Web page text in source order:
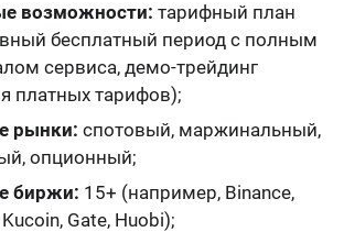
возможности: тарифный план
бесплатный период с полным
сервиса, демо-трейдинг
платных тарифов);
рынки: спотовый, маржинальный,
опционный;
биржи: 15+ (например, Binance,
Gate, Huobi);